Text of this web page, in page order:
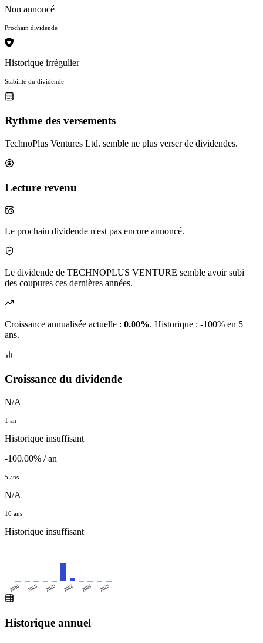
Non annoncé
Prochain dividende
Historique irrégulier
Stabilité du dividende
Rythme des versements
TechnoPlus Ventures Ltd. semble ne plus verser de dividendes.
Lecture revenu
Le prochain dividende n'est pas encore annoncé.
Le dividende de TECHNOPLUS VENTURE semble avoir subi
des coupures ces dernières années.
Croissance annualisée actuelle : 0.00%. Historique : -100% en 5
ans.
Croissance du dividende
N/A
1 an
Historique insuffisant
-100.00% / an
5 ans
N/A
10 ans
Historique insuffisant
2016 2018 2020 2022 2024 2026
Historique annuel